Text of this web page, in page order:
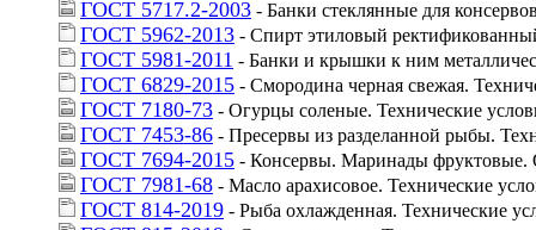
ГОСТ 5717.2-2003 - Банки стеклянные для
ГОСТ 5962-2013 - Спирт этиловый
ГОСТ 5981-2011 - Банки и крышки к ним
ГОСТ 6829-2015 - Смородина черная свежая.
ГОСТ 7180-73 - Огурцы соленые. Технические
ГОСТ 7453-86 - Пресервы из разделанной рыбы.
ГОСТ 7694-2015 - Консервы. Маринады фруктовые.
ГОСТ 7981-68 - Масло арахисовое. Технические
ГОСТ 814-2019 - Рыба охлажденная. Технические